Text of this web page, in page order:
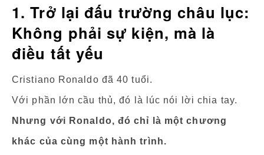
1. Trở lại đấu trường châu lục:
Không phải sự kiện, mà là
điều tất yếu
Cristiano Ronaldo đã 40 tuổi.
Với phần lớn cầu thủ, đó là lúc nói lời chia tay.
Nhưng với Ronaldo, đó chỉ là một chương
khác của cùng một hành trình.